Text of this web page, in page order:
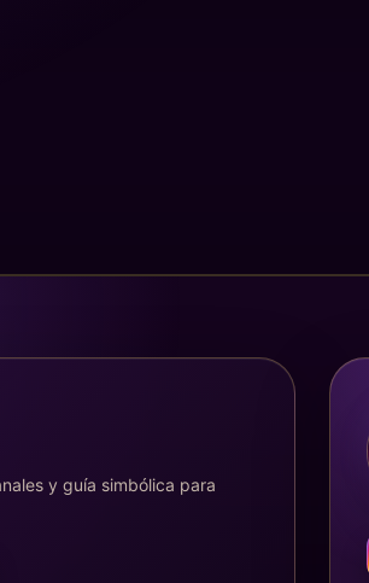
y guía simbólica para